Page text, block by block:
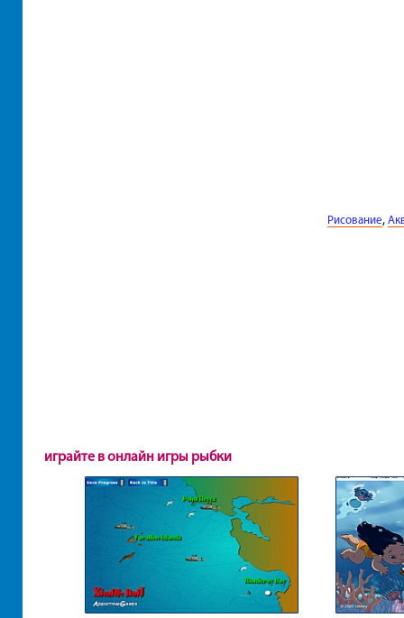
Рисование,
играйте в онлайн игры рыбки